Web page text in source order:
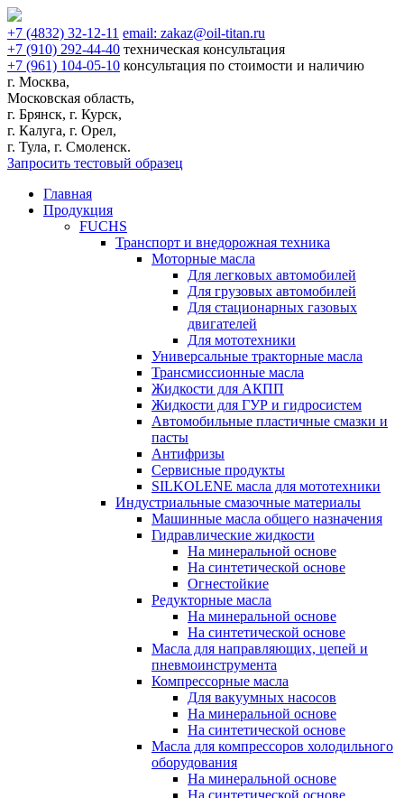
+7 (4832) 32-12-11 email: zakaz@oil-titan.ru
+7 (910) 292-44-40 техническая консультация
+7 (961) 104-05-10 консультация по стоимости и наличию
г. Москва,
Московская область,
г. Брянск, г. Курск,
г. Калуга, г. Орел,
г. Тула, г. Смоленск.
Запросить тестовый образец
Главная
Продукция
FUCHS
Транспорт и внедорожная техника
Моторные масла
Для легковых автомобилей
Для грузовых автомобилей
Для стационарных газовых
двигателей
Для мототехники
Универсальные тракторные масла
Трансмиссионные масла
Жидкости для АКПП
Жидкости для ГУР и гидросистем
Автомобильные пластичные смазки и
пасты
Антифризы
Сервисные продукты
SILKOLENE масла для мототехники
Индустриальные смазочные материалы
Машинные масла общего назначения
Гидравлические жидкости
На минеральной основе
На синтетической основе
Огнестойкие
Редукторные масла
На минеральной основе
На синтетической основе
Масла для направляющих, цепей и
пневмоинструмента
Компрессорные масла
Для вакуумных насосов
На минеральной основе
На синтетической основе
Масла для компрессоров холодильного
оборудования
На минеральной основе
На синтетической основе